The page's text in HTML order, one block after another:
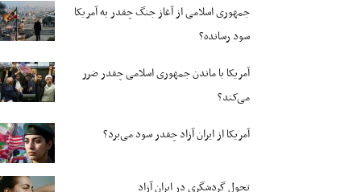
جمهوری اسلامی از آغاز جنگ چقدر به آمریکا
سود رسانده؟
آمریکا با ماندن جمهوری اسلامی چقدر ضرر
می‌کند؟
آمریکا از ایران آزاد چقدر سود می‌برد؟
تحول گردشگری در ایران آزاد